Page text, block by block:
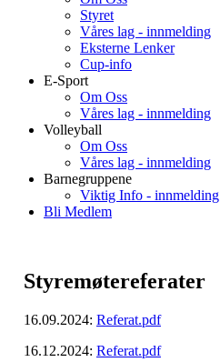
Styret
Våres lag - innmelding
Eksterne Lenker
Cup-info
E-Sport
Om Oss
Våres lag - innmelding
Volleyball
Om Oss
Våres lag - innmelding
Barnegruppene
Viktig Info - innmelding
Bli Medlem
Styremøtereferater
16.09.2024: Referat.pdf
16.12.2024: Referat.pdf